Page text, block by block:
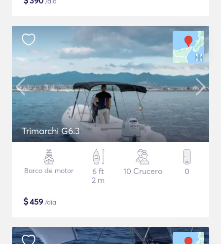
Trimarchi G6.3
Barco de motor
6 ft
2 m
10 Crucero 0
$459 /día